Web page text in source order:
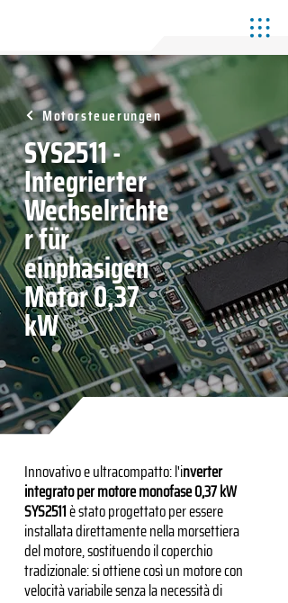
Motorsteuerungen
SYS2511 -
Integrierter
Wechselrichte
r für
einphasigen
Motor 0,37
kW
Innovativo e ultracompatto: l'inverter
integrato per motore monofase 0,37 kW
SYS2511è stato progettato per essere
installata direttamente nella morsettiera
del motore, sostituendo il coperchio
tradizionale: si ottiene così un motore con
velocità variabile senza la necessità di